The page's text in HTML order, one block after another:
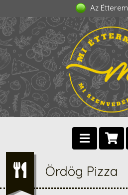
Az Étterem
Ördög Pizza